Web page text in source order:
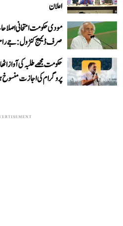
اعلان
مودی حکومت امتحانی
صرف ڈیمیج کنٹرول: جے
حکومت مجھے طلبہ کی آواز
پروگرام کی اجازت منسوخ